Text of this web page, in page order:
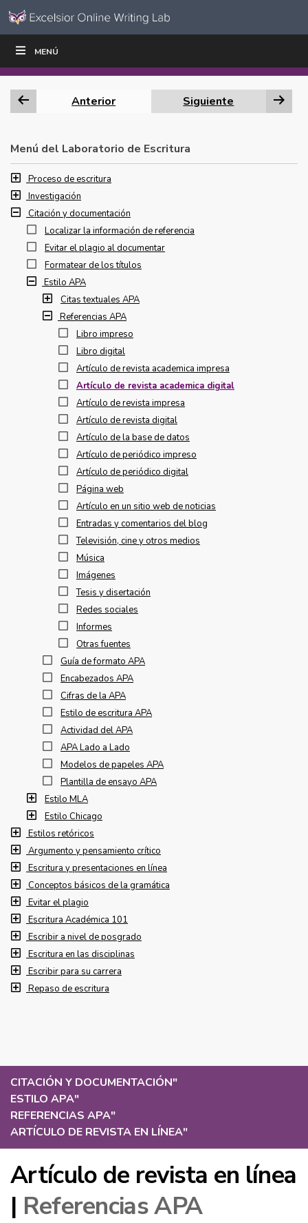
Ir al contenido
navegación
MENÚ
CITACIÓN Y DOCUMENTACIÓN"
ESTILO APA"
REFERENCIAS APA"
ARTÍCULO DE REVISTA EN LÍNEA"
Artículo de revista en línea
| Referencias APA
ESCRIBIR
Anterior Siguiente
Menú del Laboratorio de Escritura
Proceso de escritura
Investigación
Citación y documentación
Localizar la información de referencia
Evitar el plagio al documentar
Formatear de los títulos
Estilo APA
Citas textuales APA
Referencias APA
Libro impreso
Libro digital
Artículo de revista academica impresa
Artículo de revista academica digital
Artículo de revista impresa
Artículo de revista digital
Artículo de la base de datos
Artículo de periódico impreso
Artículo de periódico digital
Página web
Artículo en un sitio web de noticias
Entradas y comentarios del blog
Televisión, cine y otros medios
Música
Imágenes
Tesis y disertación
Redes sociales
Informes
Otras fuentes
Guía de formato APA
Encabezados APA
Cifras de la APA
Estilo de escritura APA
Actividad del APA
APA Lado a Lado
Modelos de papeles APA
Plantilla de ensayo APA
Estilo MLA
Estilo Chicago
Estilos retóricos
Argumento y pensamiento crítico
Escritura y presentaciones en línea
Conceptos básicos de la gramática
Evitar el plagio
Escritura Académica 101
Escribir a nivel de posgrado
Escritura en las disciplinas
Escribir para su carrera
Repaso de escritura